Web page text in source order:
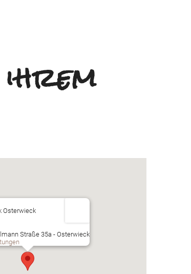
Osterwieck
Straße 35a - Osterwieck